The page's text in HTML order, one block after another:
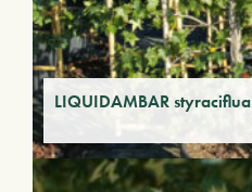
LIQUIDAMBAR styraciflua